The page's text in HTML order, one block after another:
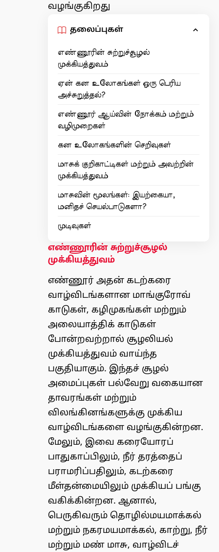
வழங்குகிறது
தலைப்புகள்
எண்ணூரின் சுற்றுச்சூழல்
முக்கியத்துவம்
ஏன் கன உலோகங்கள் ஒரு பெரிய
அச்சுறுத்தல்?
எண்ணூர் ஆய்வின் நோக்கம் மற்றும்
வழிமுறைகள்
கன உலோகங்களின் செறிவுகள்
மாசுக் குறிகாட்டிகள் மற்றும் அவற்றின்
முக்கியத்துவம்
மாசுவின் மூலங்கள்: இயற்கையா,
மனிதச் செயல்பாடுகளா?
முடிவுகள்
எண்ணூரின் சுற்றுச்சூழல்
முக்கியத்துவம்
எண்ணூர் அதன் கடற்கரை
வாழ்விடங்களான மாங்குரோவ்
காடுகள், கழிமுகங்கள் மற்றும்
அலையாத்திக் காடுகள்
போன்றவற்றால் சூழலியல்
முக்கியத்துவம் வாய்ந்த
பகுதியாகும். இந்தச் சூழல்
அமைப்புகள் பல்வேறு வகையான
தாவரங்கள் மற்றும்
விலங்கினங்களுக்கு முக்கிய
வாழ்விடங்களை வழங்குகின்றன.
மேலும், இவை கரையோரப்
பாதுகாப்பிலும், நீர் தரத்தைப்
பராமரிப்பதிலும், கடற்கரை
மீள்தன்மையிலும் முக்கியப் பங்கு
வகிக்கின்றன. ஆனால்,
பெருகிவரும் தொழில்மயமாக்கல்
மற்றும் நகரமயமாக்கல், காற்று, நீர்
மற்றும் மண் மாசு, வாழ்விடச்